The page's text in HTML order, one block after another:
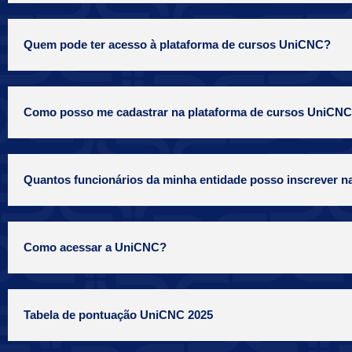
Quem pode ter acesso à plataforma de cursos UniCNC?
Como posso me cadastrar na plataforma de cursos
Quantos funcionários da minha entidade posso inscrever
Como acessar a UniCNC?
Tabela de pontuação UniCNC 2025